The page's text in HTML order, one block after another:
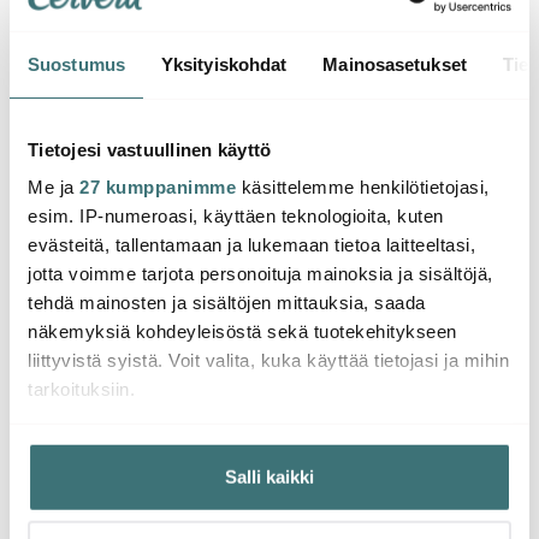
Suostumus Yksityiskohdat Mainosasetukset
Tietojesi vastuullinen käyttö
Me ja 27 kumppanimme käsittelemme henkilötietojasi,
esim. IP-numeroasi, käyttäen teknologioita, kuten
evästeitä, tallentamaan ja lukemaan tietoa laitteeltasi,
jotta voimme tarjota personoituja mainoksia ja sisältöjä,
tehdä mainosten ja sisältöjen mittauksia, saada
näkemyksiä kohdeyleisöstä sekä tuotekehitykseen
liittyvistä syistä. Voit valita, kuka käyttää tietojasi ja mihin
tarkoituksiin.
Jos sallit, haluamme myös tehdä seuraavia:
Kerätä tietoja maantieteellisestä sijainnistasi,
mahdollisesti muutaman metrin tarkkuudella
Salli kaikki
Sagaform
cm
37.56 € 67.00 €
Saatavilla
Öljy-/viinietikkapullo 2
34.00 €
Saatavilla
Saatat pitää myös näistä